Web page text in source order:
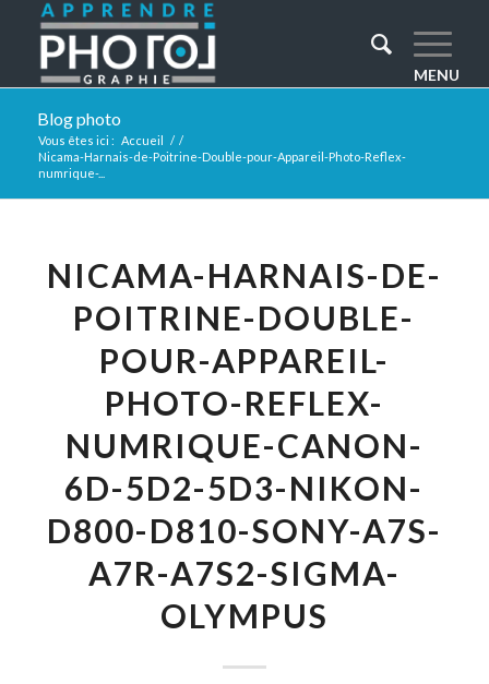
Blog photo
Vous êtes ici : Accueil / /
Nicama-Harnais-de-Poitrine-Double-pour-Appareil-Photo-Reflex-
numrique-...
NICAMA-HARNAIS-DE-
POITRINE-DOUBLE-
POUR-APPAREIL-
PHOTO-REFLEX-
NUMRIQUE-CANON-
6D-5D2-5D3-NIKON-
D800-D810-SONY-A7S-
A7R-A7S2-SIGMA-
OLYMPUS